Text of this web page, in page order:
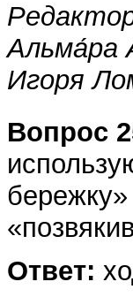
Альма́ра
Игоря
Вопрос
Ответ: